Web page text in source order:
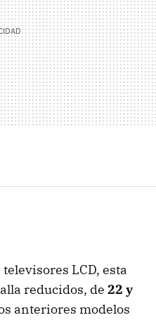
LCD, esta
reducidos, de 22 y
anteriores modelos